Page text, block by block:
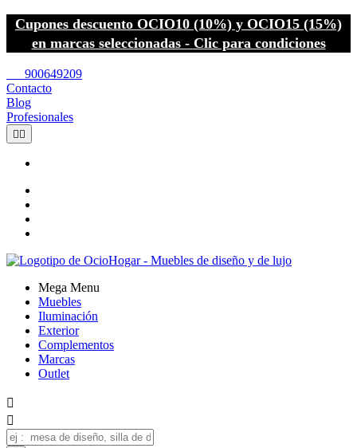
Cupones descuento OCIO10 (10%) y OCIO15 (15%)
en marcas seleccionadas - Clic para condiciones
900649209
Contacto
Blog
Profesionales
 
Mega Menu
Muebles
Iluminación
Exterior
Complementos
Marcas
Outlet

